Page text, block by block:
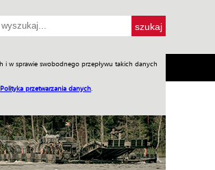
i w sprawie swobodnego przepływu takich danych
Polityka przetwarzania danych
Praca w WIW